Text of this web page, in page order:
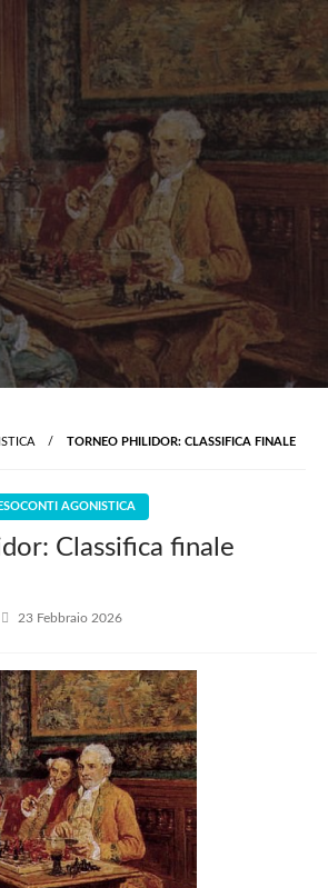
TORNEO PHILIDOR: CLASSIFICA FINALE
AGONISTICA
Classifica finale
Posted
23 Febbraio 2026